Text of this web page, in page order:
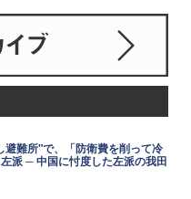
避難所"で、「防衛費を削って冷
派 ─ 中国に忖度した左派の我田